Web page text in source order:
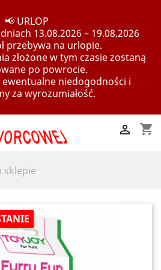
📢 URLOP
13.08.2026 – 19.08.2026
przebywa na urlopie.
złożone w tym czasie zostaną
po powrocie.
ewentualne niedogodności i
za wyrozumiałość.
shopping_cart
